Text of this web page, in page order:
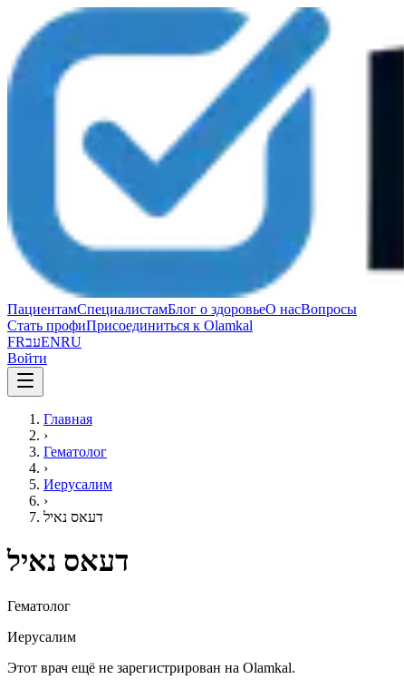
ПациентамСпециалистамБлог о здоровьеО насВопросы
Стать профиПрисоединиться к Olamkal
FRעבENRU
Войти
Главная
›
Гематолог
›
Иерусалим
›
דעאס נאיל
דעאס נאיל
Гематолог
Иерусалим
Этот врач ещё не зарегистрирован на Olamkal.